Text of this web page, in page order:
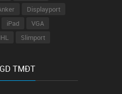
Displayport
iPad
VGA
Slimport
TMĐT